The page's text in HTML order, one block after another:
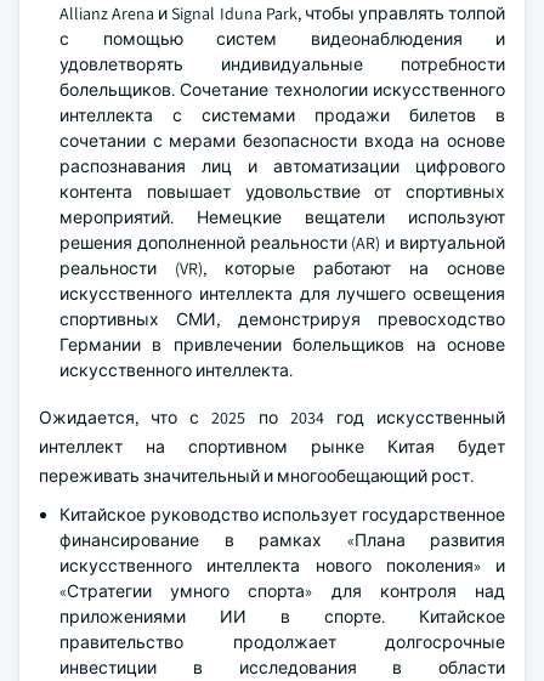
Allianz Arena и Signal Iduna Park, чтобы управлять толпой
с помощью систем видеонаблюдения и
удовлетворять индивидуальные потребности
болельщиков. Сочетание технологии искусственного
интеллекта с системами продажи билетов в
сочетании с мерами безопасности входа на основе
распознавания лиц и автоматизации цифрового
контента повышает удовольствие от спортивных
мероприятий. Немецкие вещатели используют
решения дополненной реальности (AR) и виртуальной
реальности (VR), которые работают на основе
искусственного интеллекта для лучшего освещения
спортивных СМИ, демонстрируя превосходство
Германии в привлечении болельщиков на основе
искусственного интеллекта.
Ожидается, что с 2025 по 2034 год искусственный
интеллект на спортивном рынке Китая будет
переживать значительный и многообещающий рост.
Китайское руководство использует государственное
финансирование в рамках «Плана развития
искусственного интеллекта нового поколения» и
«Стратегии умного спорта» для контроля над
приложениями ИИ в спорте. Китайское
правительство продолжает долгосрочные
инвестиции в исследования в области